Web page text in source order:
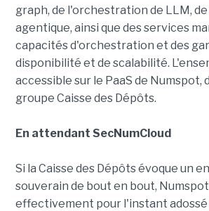
graph, de l'orchestration de LLM,
agentique, ainsi que des services
capacités d'orchestration et des
disponibilité et de scalabilité.
accessible sur le PaaS de Numspot,
groupe Caisse des Dépôts.
En attendant SecNumCloud
Si la Caisse des Dépôts évoque un
souverain de bout en bout,
effectivement pour l'instant adossé